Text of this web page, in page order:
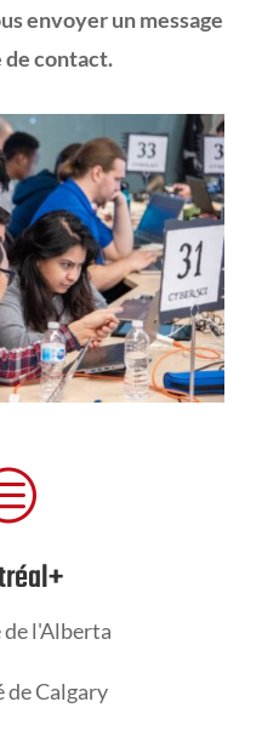
envoyer un message
de contact.
l'Alberta
Calgary